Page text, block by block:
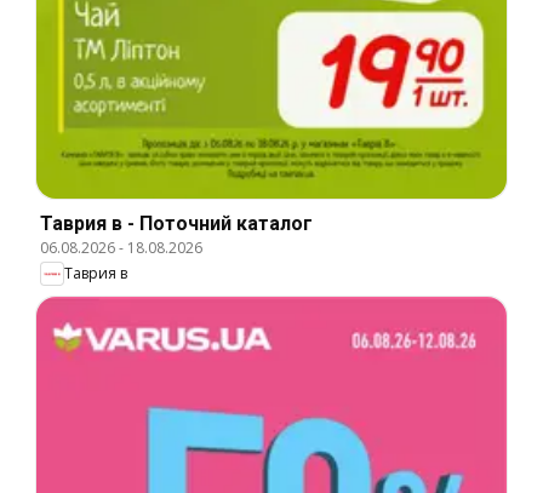
Таврия в - Поточний каталог
06.08.2026- 18.08.2026
Таврия в